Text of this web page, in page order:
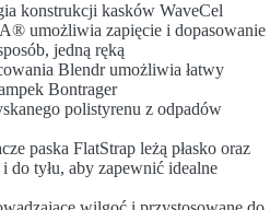
konstrukcji kasków WaveCel
umożliwia zapięcie i dopasowanie
jedną ręką
Blendr umożliwia łatwy
Bontrager
polistyrenu z odpadów
paska FlatStrap leżą płasko oraz
do tyłu, aby zapewnić idealne